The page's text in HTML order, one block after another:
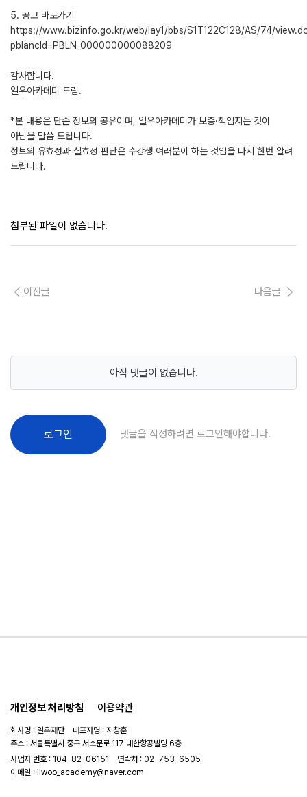
5. 공고 바로가기
https://www.bizinfo.go.kr/web/lay1/bbs/S1T122C128/AS/74/
pblancId=PBLN_000000000088209
감사합니다.
일우아카데미 드림.
*본 내용은 단순 정보의 공유이며, 일우아카데미가 보증·책임지는 것이
아님을 말씀 드립니다.
정보의 유효성과 실효성 판단은 수강생 여러분이 하는 것임을 다시 한번 알려
드립니다.
첨부된 파일이 없습니다.
이전글 다음글
아직 댓글이 없습니다.
로그인 댓글을 작성하려면 로그인해야합니다.
개인정보 처리방침 이용약관
회사명 : 일우재단 대표자명 : 지창훈
주소 : 서울특별시 중구 서소문로 117 대한항공빌딩 6층
사업자 번호 : 104-82-06151
연락처 : 02-753-6505
이메일 : ilwoo_academy@naver.com